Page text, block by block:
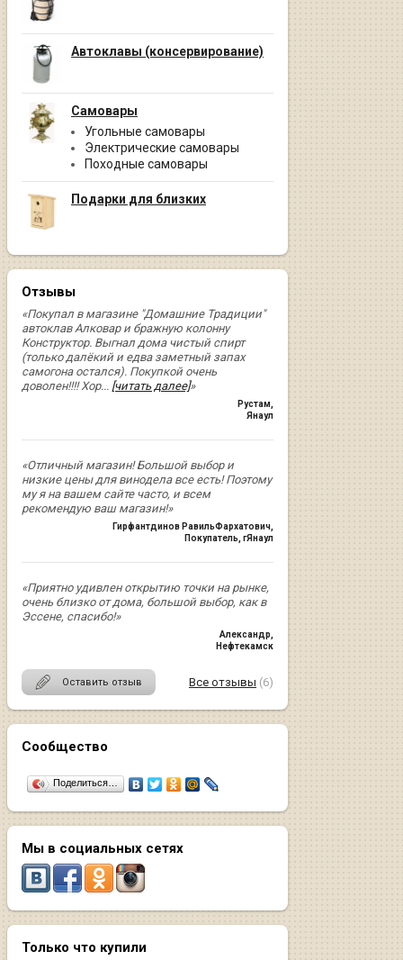
Автоклавы (консервирование)
Самовары
Угольные самовары
Электрические самовары
Походные самовары
Подарки для близких
Отзывы
«Покупал в магазине "Домашние Традиции"
автоклав Алковар и бражную колонну
Конструктор. Выгнал дома чистый спирт
(только далёкий и едва заметный запах
самогона остался). Покупкой очень
доволен!!!! Хор... [читать далее]»
Рустам
Янаул
«Отличный магазин! Большой выбор и
низкие цены для винодела все есть! Поэтому
му я на вашем сайте часто, и всем
рекомендую ваш магазин!»
Гирфантдинов РавильФархатович
Покупатель, гЯнаул
«Приятно удивлен открытию точки на рынке,
очень близко от дома, большой выбор, как в
Эссене, спасибо!»
Александр
Нефтекамск
Оставить отзыв Все отзывы (6)
Сообщество
Поделиться…
Мы в социальных сетях
Только что купили